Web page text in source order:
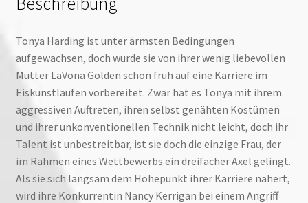
Tonya Harding ist unter ärmsten Bedingungen
aufgewachsen, doch wurde sie von ihrer wenig liebevollen
Mutter LaVona Golden schon früh auf eine Karriere im
Eiskunstlaufen vorbereitet. Zwar hat es Tonya mit ihrem
aggressiven Auftreten, ihren selbst genähten Kostümen
und ihrer unkonventionellen Technik nicht leicht, doch ihr
Talent ist unbestreitbar, ist sie doch die einzige Frau, der
im Rahmen eines Wettbewerbs ein dreifacher Axel gelingt.
Als sie sich langsam dem Höhepunkt ihrer Karriere nähert,
wird ihre Konkurrentin Nancy Kerrigan bei einem Angriff